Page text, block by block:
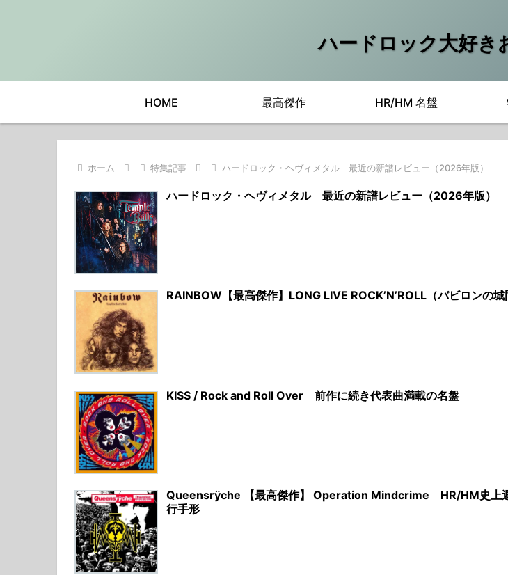
ハードロック大好き
HOME 最高傑作 HR/HM 名盤
ホーム 特集記事 ハードロック・ヘヴィメタル 最近の新譜レビュー（2026年版）
ハードロック・ヘヴィメタル 最近の新譜レビュー（2026年版）
RAINBOW【最高傑作】LONG LIVE ROCK’N’ROLL（バビロンの
KISS / Rock and Roll Over 前作に続き代表曲満載の名盤
Queensrÿche 【最高傑作】 Operation Mindcrime HR/HM史上
行手形